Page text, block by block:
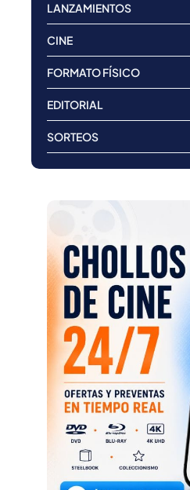
LANZAMIENTOS
CINE
FORMATO FÍSICO
EDITORIAL
SORTEOS